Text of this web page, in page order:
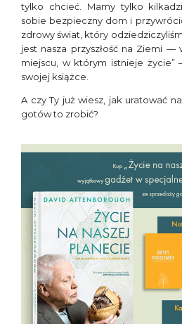
tylko chcieć. Mamy tylko
sobie bezpieczny dom i
zdrowy świat, który
jest nasza przyszłość na Ziemi —
miejscu, w którym istnieje życie”
swojej książce.
A czy Ty już wiesz, jak uratować
gotów to zrobić?